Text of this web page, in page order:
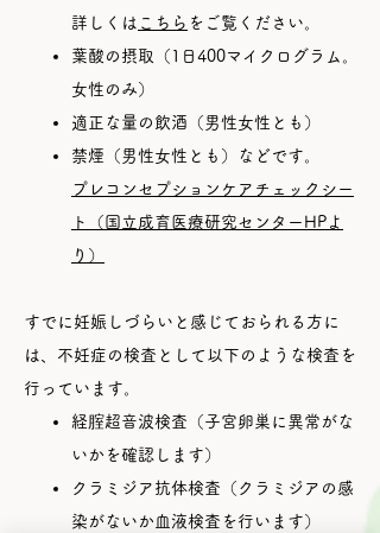
詳しくは こちら をご覧ください。
葉酸の摂取（1日400マイクログラム。
女性のみ）
適正な量の飲酒（男性女性とも）
禁煙（男性女性とも）などです。
プレコンセプションケアチェックシー
ト（国立成育医療研究センターHPよ
り）
すでに妊娠しづらいと感じておられる方に
は、不妊症の検査として以下のような検査を
行っています。
経腟超音波検査（子宮卵巣に異常がな
いかを確認します）
クラミジア抗体検査（クラミジアの感
染がないか血液検査を行います）